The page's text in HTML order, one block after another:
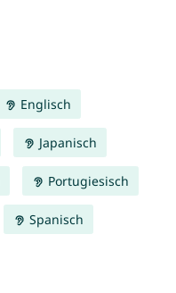
Englisch
Japanisch
Portugiesisch
Spanisch